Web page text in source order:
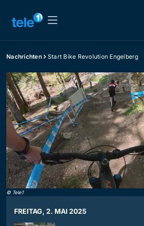
Nachrichten Start Bike Revolution Engelberg
© Tele1
FREITAG, 2. MAI 2025